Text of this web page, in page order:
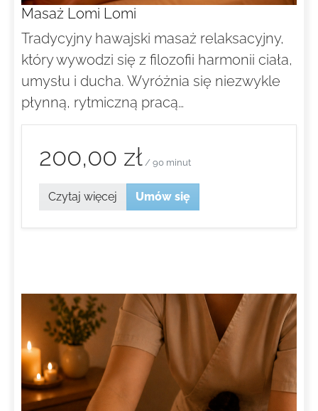
Masaż Lomi Lomi
Tradycyjny hawajski masaż relaksacyjny,
który wywodzi się z filozofii harmonii ciała,
umysłu i ducha. Wyróżnia się niezwykle
płynną, rytmiczną pracą…
200,00 zł / 90 minut
Czytaj więcej Umów się